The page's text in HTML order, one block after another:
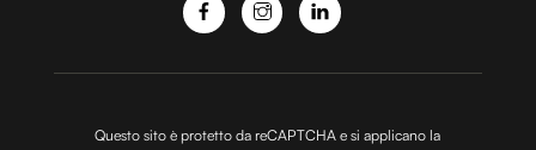
Questo sito è protetto da reCAPTCHA e si applicano la